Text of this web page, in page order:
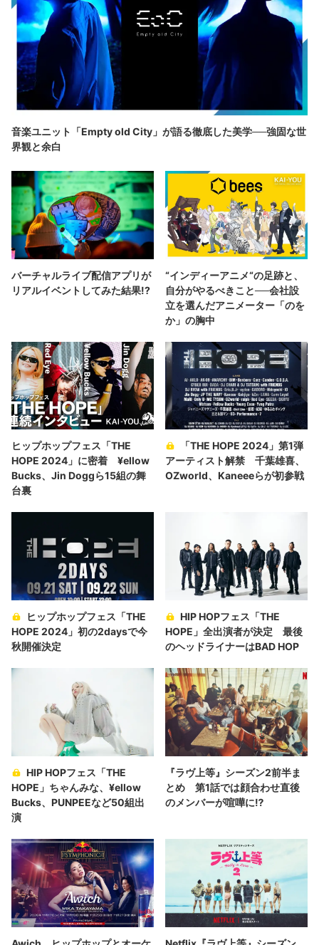
音楽ユニット「Empty old City」が語る徹底した美学──強固な世
界観と余白
バーチャルライブ配信アプリが
リアルイベントしてみた結果!?
“インディーアニメ“の足跡と、
自分がやるべきこと──会社設
立を選んだアニメーター「のを
か」の胸中
ヒップホップフェス「THE
HOPE 2024」に密着 ¥ellow
Bucks、Jin Doggら15組の舞
台裏
「THE HOPE 2024」第1弾
アーティスト解禁 千葉雄喜、
OZworld、Kaneeeらが初参戦
ヒップホップフェス「THE
HOPE 2024」初の2daysで今
秋開催決定
HIP HOPフェス「THE
HOPE」全出演者が決定 最後
のヘッドライナーはBAD HOP
HIP HOPフェス「THE
HOPE」ちゃんみな、¥ellow
Bucks、PUNPEEなど50組出
演
『ラヴ上等』シーズン2前半ま
とめ 第1話では顔合わせ直後
のメンバーが喧嘩に⁉︎